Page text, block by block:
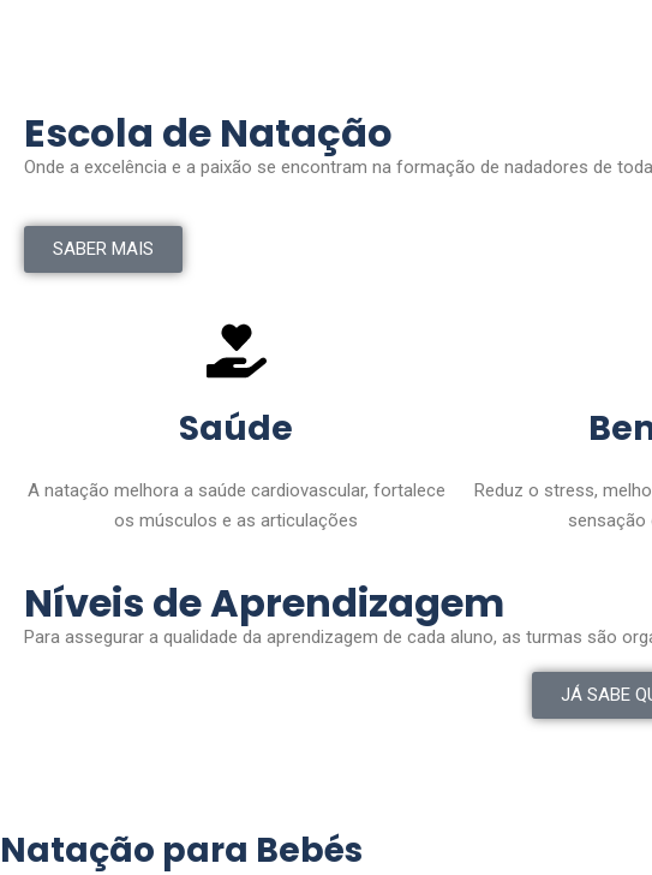
Escola de Natação
Onde a excelência e a paixão se encontram na formação de nadadores de
SABER MAIS
Saúde
A natação melhora a saúde cardiovascular, fortalece
os músculos e as articulações
Reduz o stress,
sensação
Níveis de Aprendizagem
Para assegurar a qualidade da aprendizagem de cada aluno, as turmas são
JÁ SABE
Natação para Bebés